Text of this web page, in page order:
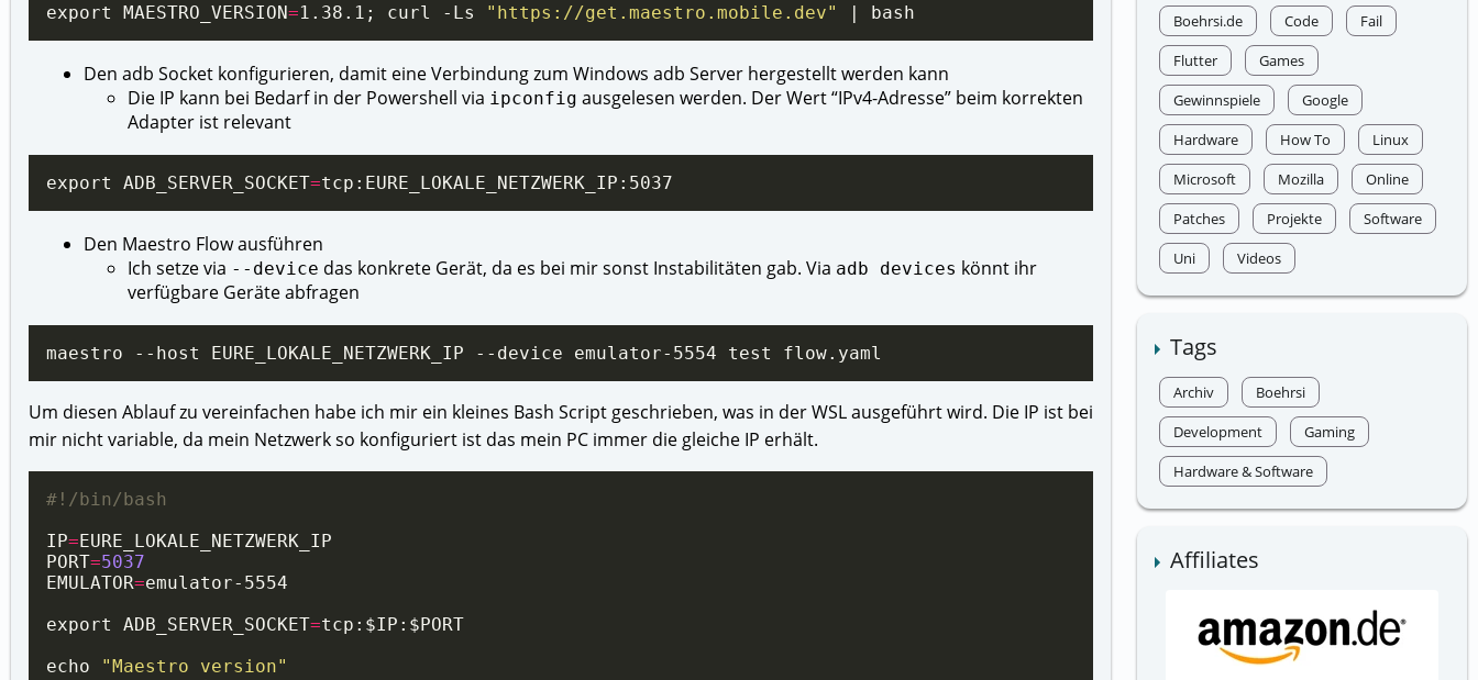
Boehrsi.de
Code
Fail
Flutter
Games
Gewinnspiele
Google
Hardware
How To
Linux
Microsoft
Mozilla
Online
Patches
Projekte
Software
Uni
Videos
Tags
Archiv
Boehrsi
Development
Gaming
Hardware & Software
Affiliates
export MAESTRO_VERSION=1.38.1; curl -Ls "https://get.maestro.mobile.dev"
Den adb Socket konfigurieren, damit eine Verbindung zum Windows adb Server hergestellt werden kann
Die IP kann bei Bedarf in der Powershell via ipconfig ausgelesen werden. Der Wert “IPv4-Adresse” beim korrekten
Adapter ist relevant
export ADB_SERVER_SOCKET=
Den Maestro Flow ausführen
Ich setze via --device das konkrete Gerät, da es bei mir sonst Instabilitäten gab. Via adb devices könnt ihr
verfügbare Geräte abfragen
Um diesen Ablauf zu vereinfachen habe ich mir ein kleines Bash Script geschrieben, was in der WSL ausgeführt wird. Die IP ist bei
mir nicht variable, da mein Netzwerk so konfiguriert ist das mein PC immer die gleiche IP erhält.
IP=
PORT=5037
EMULATOR=
export ADB_SERVER_SOCKET=
echo
"Maestro version"